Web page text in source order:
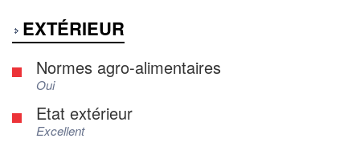
EXTÉRIEUR
Normes agro-alimentaires
Oui
Etat extérieur
Excellent